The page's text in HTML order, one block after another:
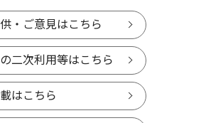
・ご意見はこちら
二次利用等はこちら
はこちら